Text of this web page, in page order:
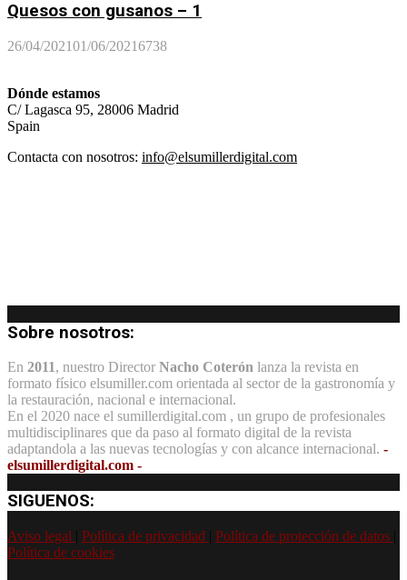
Quesos con gusanos – 1
26/04/202101/06/20216738
Dónde estamos
C/ Lagasca 95, 28006 Madrid
Spain
Contacta con nosotros: info@elsumillerdigital.com
Sobre nosotros:
En 2011, nuestro Director Nacho Coterón lanza la revista en
formato físico elsumiller.com orientada al sector de la gastronomía y
la restauración, nacional e internacional.
En el 2020 nace el sumillerdigital.com , un grupo de profesionales
multidisciplinares que da paso al formato digital de la revista
adaptandola a las nuevas tecnologías y con alcance internacional. -
elsumillerdigital.com -
SIGUENOS:
Aviso legal Política de privacidad Política de protección de datos
Política de cookies